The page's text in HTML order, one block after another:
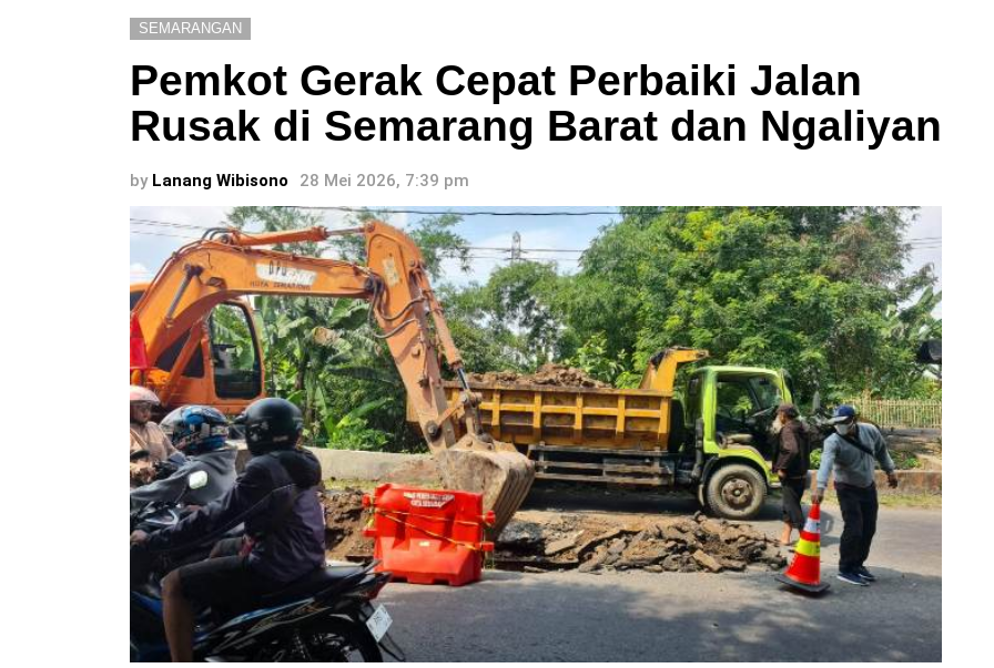
SEMARANGAN
Pemkot Gerak Cepat Perbaiki Jalan
Rusak di Semarang Barat dan Ngaliyan
by Lanang Wibisono 28 Mei 2026, 7:39 pm